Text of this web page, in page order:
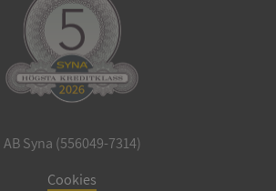
AB Syna (556049-7314)
Cookies
Microsoft
Corporation
de.syna.se